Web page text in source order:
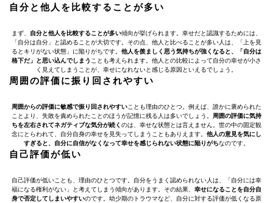
自分と他人を比較することが多い
まず、 自分と他人を比較することが多い傾向が挙げられます。幸せだと認識するためには、
「自分は自分」と認めることが大切です。その点、他人と比べることが多い人は、「上を見
るとキリがない状態」に陥りがちです。 他人を羨ましく思う気持ちが強くなると、「自分は
格下だ」と思い込んでしまう ことも考えられます。他人との比較によって自分の幸せが小さ
く見えてしまうことが、幸せになれないと感じる原因といえるでしょう。
周囲の評価に振り回されやすい
周囲からの評価に敏感で振り回されやすいことも理由のひとつ。例えば、誰かに褒められた
ことより、失敗を責められたことのほうが記憶に残る人は多いでしょう。
周囲の評価に気持
ちを左右されてネガティブな気分が続く のは、幸せな状態とは言えません。世の中の固定観
念にとらわれて、自分自身の幸せを見失ってしまうこともありえます。 他人の意見を気にし
すぎると、自分に自信がなくなって幸せを感じられない状態に陥りがちなのです。
自己評価が低い
自己評価が低いことも、理由のひとつです。自分をうまく認められない人は、「自分には幸
福になる権利がない」と考えてしまう傾向があります。その結果、 幸せになることを自分自
身で否定してしまいやすいのです。幼少期のトラウマなど、自分に対する評価が低くなる原